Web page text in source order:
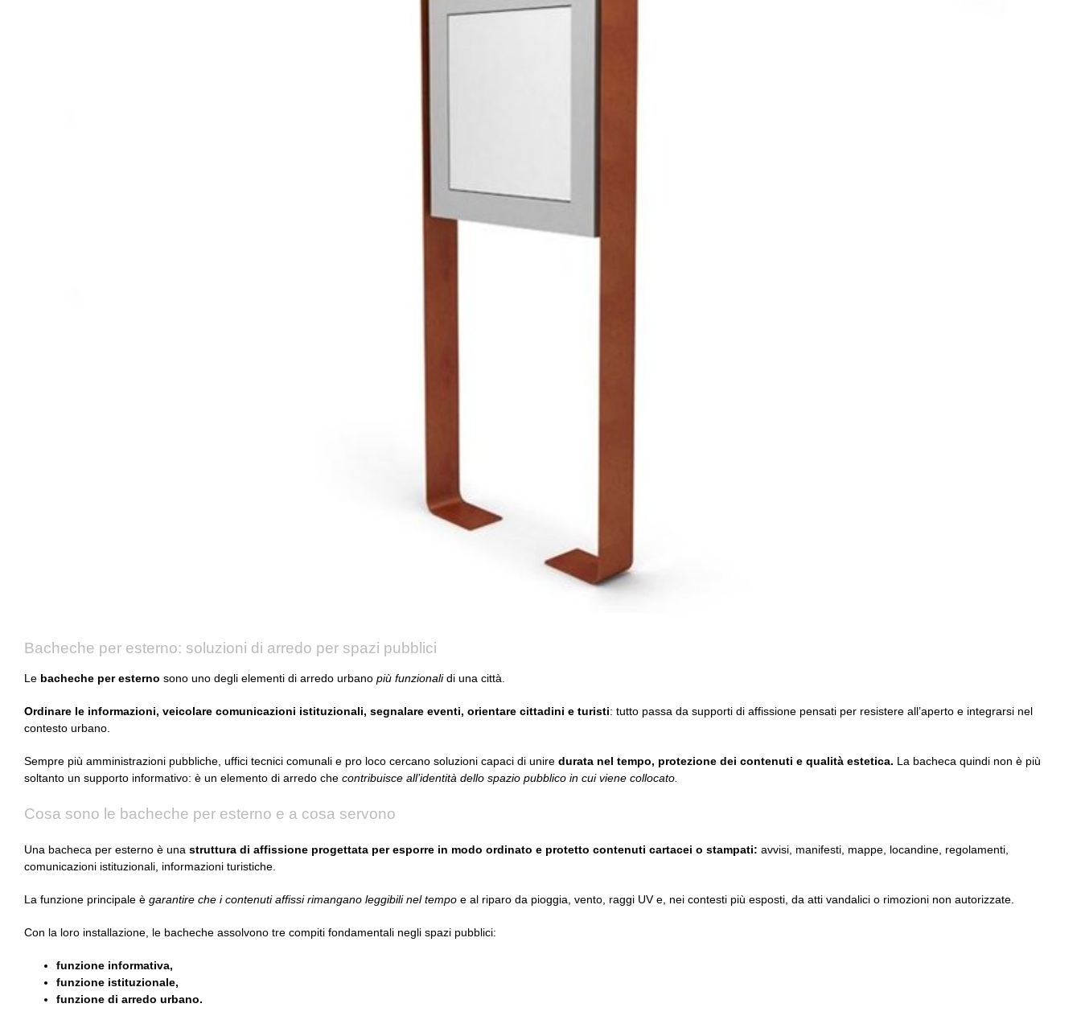
Bacheche per esterno: soluzioni di arredo per spazi pubblici
Le bacheche per esterno sono uno degli elementi di arredo urbano più funzionalidi una città.
Ordinare le informazioni, veicolare comunicazioni istituzionali, segnalare eventi, orientare cittadini e turisti: tutto passa da supporti di affissione pensati per resistere all’aperto e integrarsi nel
contesto urbano.
Sempre più amministrazioni pubbliche, uffici tecnici comunali e pro loco cercano soluzioni capaci di uniredurata nel tempo, protezione dei contenuti e qualità estetica. La bacheca quindi non è più
soltanto un supporto informativo: è un elemento di arredo che contribuisce all’identità dello spazio pubblico in cui viene collocato.
Cosa sono le bacheche per esterno e a cosa servono
Una bacheca per esterno è una struttura di affissione progettata per esporre in modo ordinato e protetto contenuti cartacei o stampati: avvisi, manifesti, mappe, locandine, regolamenti,
comunicazioni istituzionali, informazioni turistiche.
La funzione principale ègarantire che i contenuti affissi rimangano leggibili nel tempo e al riparo da pioggia, vento, raggi UV e, nei contesti più esposti, da atti vandalici o rimozioni non autorizzate.
Con la loro installazione, le bacheche assolvono tre compiti fondamentali negli spazi pubblici:
funzione informativa,
funzione istituzionale,
funzione di arredo urbano.